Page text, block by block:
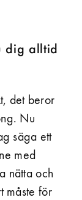
dig alltid
det beror
Nu
säga ett
med
nätta och
måste för